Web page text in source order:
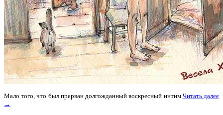
Мало того, что был прерван долгожданный воскресный интим Читать далее
→